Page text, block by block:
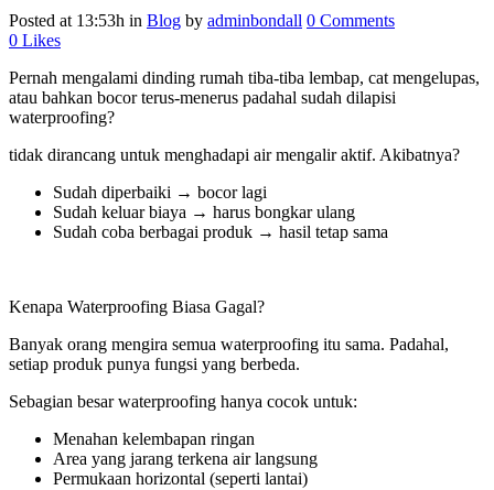
Posted at 13:53h in Blog by adminbondall 0 Comments
0 Likes
Pernah mengalami dinding rumah tiba-tiba lembap, cat mengelupas,
atau bahkan bocor terus-menerus padahal sudah dilapisi
waterproofing?
tidak dirancang untuk menghadapi air mengalir aktif. Akibatnya?
Sudah diperbaiki → bocor lagi
Sudah keluar biaya → harus bongkar ulang
Sudah coba berbagai produk → hasil tetap sama
Kenapa Waterproofing Biasa Gagal?
Banyak orang mengira semua waterproofing itu sama. Padahal,
setiap produk punya fungsi yang berbeda.
Sebagian besar waterproofing hanya cocok untuk:
Menahan kelembapan ringan
Area yang jarang terkena air langsung
Permukaan horizontal (seperti lantai)